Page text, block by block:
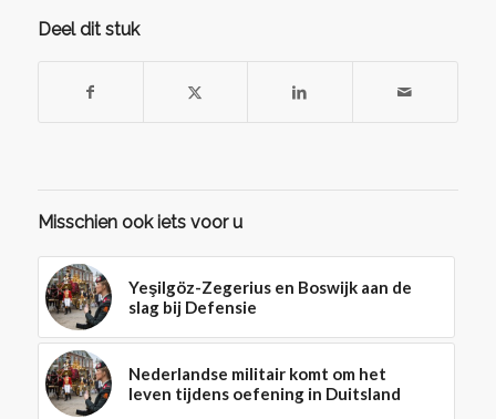
Deel dit stuk
Misschien ook iets voor u
Yeşilgöz-Zegerius en Boswijk aan de
slag bij Defensie
Nederlandse militair komt om het
leven tijdens oefening in Duitsland